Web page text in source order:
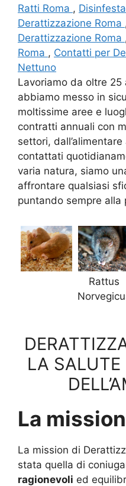
Ratti Roma ,
Derattizzazione Roma
Derattizzazione Roma
Roma , Contatti per
Nettuno
Lavoriamo da oltre
abbiamo messo in
moltissime aree e
contratti annuali con
settori,
contattati
varia natura, siamo
affrontare qualsiasi
puntando sempre alla
Rattus
LA SALUTE
La
La mission di
stata quella di
ragionevoli ed